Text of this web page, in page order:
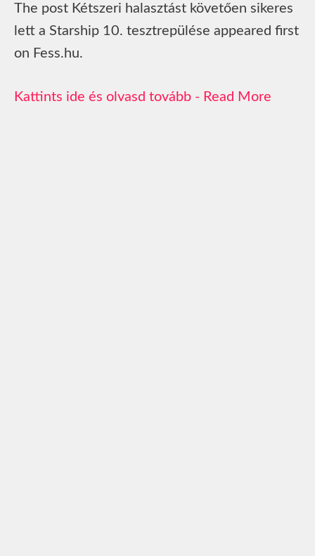
The post Kétszeri halasztást követően sikeres
lett a Starship 10. tesztrepülése appeared first
on Fess.hu.
Read More